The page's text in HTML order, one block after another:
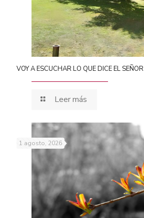
VOY A ESCUCHAR LO QUE DICE EL SEÑOR
Leer más
1 agosto, 2026